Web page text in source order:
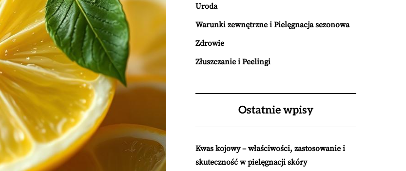
Uroda
Warunki zewnętrzne i Pielęgnacja sezonowa
Zdrowie
Złuszczanie i Peelingi
Ostatnie wpisy
Kwas kojowy – właściwości, zastosowanie i
skuteczność w pielęgnacji skóry